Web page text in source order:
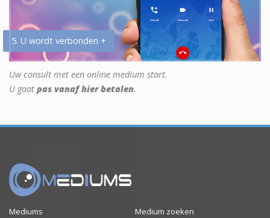
5. U wordt verbonden +
Uw consult met een online medium start.
U gaat pas vanaf hier betalen.
Mediums
Medium zoeken